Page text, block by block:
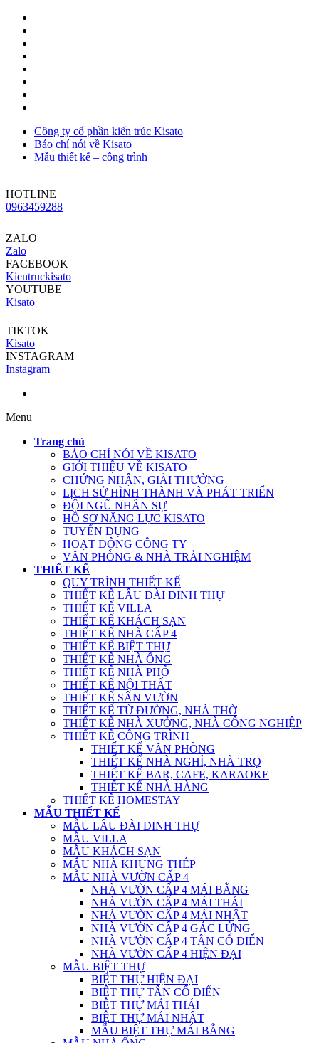
Công ty cổ phần kiến trúc Kisato
Báo chí nói về Kisato
Mẫu thiết kế – công trình
HOTLINE
0963459288
ZALO
Zalo
FACEBOOK
Kientruckisato
YOUTUBE
Kisato
TIKTOK
Kisato
INSTAGRAM
Instagram
Menu
Trang chủ
BÁO CHÍ NÓI VỀ KISATO
GIỚI THIỆU VỀ KISATO
CHỨNG NHẬN, GIẢI THƯỞNG
LỊCH SỬ HÌNH THÀNH VÀ PHÁT TRIỂN
ĐỘI NGŨ NHÂN SỰ
HỒ SƠ NĂNG LỰC KISATO
TUYỂN DỤNG
HOẠT ĐỘNG CÔNG TY
VĂN PHÒNG & NHÀ TRẢI NGHIỆM
THIẾT KẾ
QUY TRÌNH THIẾT KẾ
THIẾT KẾ LÂU ĐÀI DINH THỰ
THIẾT KẾ VILLA
THIẾT KẾ KHÁCH SẠN
THIẾT KẾ NHÀ CẤP 4
THIẾT KẾ BIỆT THỰ
THIẾT KẾ NHÀ ỐNG
THIẾT KẾ NHÀ PHỐ
THIẾT KẾ NỘI THẤT
THIẾT KẾ SÂN VƯỜN
THIẾT KẾ TỪ ĐƯỜNG, NHÀ THỜ
THIẾT KẾ NHÀ XƯỞNG, NHÀ CÔNG NGHIỆP
THIẾT KẾ CÔNG TRÌNH
THIẾT KẾ VĂN PHÒNG
THIẾT KẾ NHÀ NGHỈ, NHÀ TRỌ
THIẾT KẾ BAR, CAFE, KARAOKE
THIẾT KẾ NHÀ HÀNG
THIẾT KẾ HOMESTAY
MẪU THIẾT KẾ
MẪU LÂU ĐÀI DINH THỰ
MẪU VILLA
MẪU KHÁCH SẠN
MẪU NHÀ KHUNG THÉP
MẪU NHÀ VƯỜN CẤP 4
NHÀ VƯỜN CẤP 4 MÁI BẰNG
NHÀ VƯỜN CẤP 4 MÁI THÁI
NHÀ VƯỜN CẤP 4 MÁI NHẬT
NHÀ VƯỜN CẤP 4 GÁC LỬNG
NHÀ VƯỜN CẤP 4 TÂN CỔ ĐIỂN
NHÀ VƯỜN CẤP 4 HIỆN ĐẠI
MẪU BIỆT THỰ
BIỆT THỰ HIỆN ĐẠI
BIỆT THỰ TÂN CỔ ĐIỂN
BIỆT THỰ MÁI THÁI
BIỆT THỰ MÁI NHẬT
MẪU BIỆT THỰ MÁI BẰNG